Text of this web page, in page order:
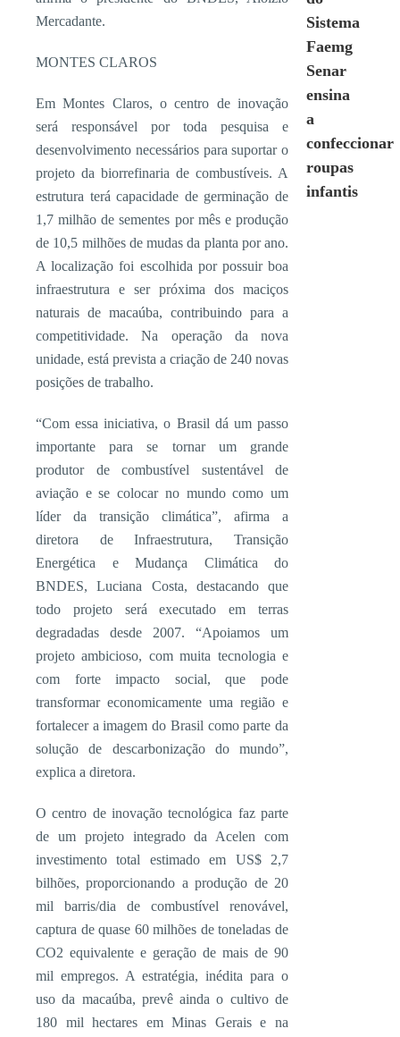
Mercadante.
MONTES CLAROS
Em Montes Claros, o centro de inovação
será responsável por toda pesquisa e
desenvolvimento necessários para suportar o
projeto da biorrefinaria de combustíveis. A
estrutura terá capacidade de germinação de
1,7 milhão de sementes por mês e produção
de 10,5 milhões de mudas da planta por ano.
A localização foi escolhida por possuir boa
infraestrutura e ser próxima dos maciços
naturais de macaúba, contribuindo para a
competitividade. Na operação da nova
unidade, está prevista a criação de 240 novas
posições de trabalho.
“Com essa iniciativa, o Brasil dá um passo
importante para se tornar um grande
produtor de combustível sustentável de
aviação e se colocar no mundo como um
líder da transição climática”, afirma a
diretora de Infraestrutura, Transição
Energética e Mudança Climática do
BNDES, Luciana Costa, destacando que
todo projeto será executado em terras
degradadas desde 2007. “Apoiamos um
projeto ambicioso, com muita tecnologia e
com forte impacto social, que pode
transformar economicamente uma região e
fortalecer a imagem do Brasil como parte da
solução de descarbonização do mundo”,
explica a diretora.
O centro de inovação tecnológica faz parte
de um projeto integrado da Acelen com
investimento total estimado em US$ 2,7
bilhões, proporcionando a produção de 20
mil barris/dia de combustível renovável,
captura de quase 60 milhões de toneladas de
CO2 equivalente e geração de mais de 90
mil empregos. A estratégia, inédita para o
uso da macaúba, prevê ainda o cultivo de
180 mil hectares em Minas Gerais e na
Sistema
Faemg
Senar
ensina
a
confeccionar
roupas
infantis